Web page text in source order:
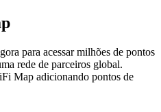
para acessar milhões de pontos
rede de parceiros global.
Map adicionando pontos de